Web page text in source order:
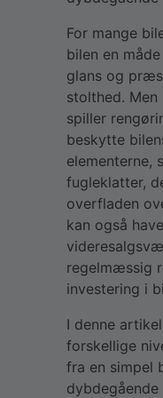
For mange
bilen en
glans og
stolthed.
spiller
beskytte
elementerne,
fugleklatter,
overfladen
kan også
regelmæssig
investering i
I denne
forskellige
fra en simpel